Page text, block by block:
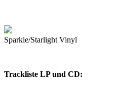
Sparkle/Starlight Vinyl
Trackliste LP und CD: